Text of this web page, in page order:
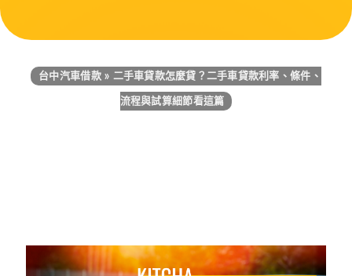
台中汽車借款 » 二手車貸款怎麼貸？二手車貸款利率、條件、
流程與試算細節看這篇